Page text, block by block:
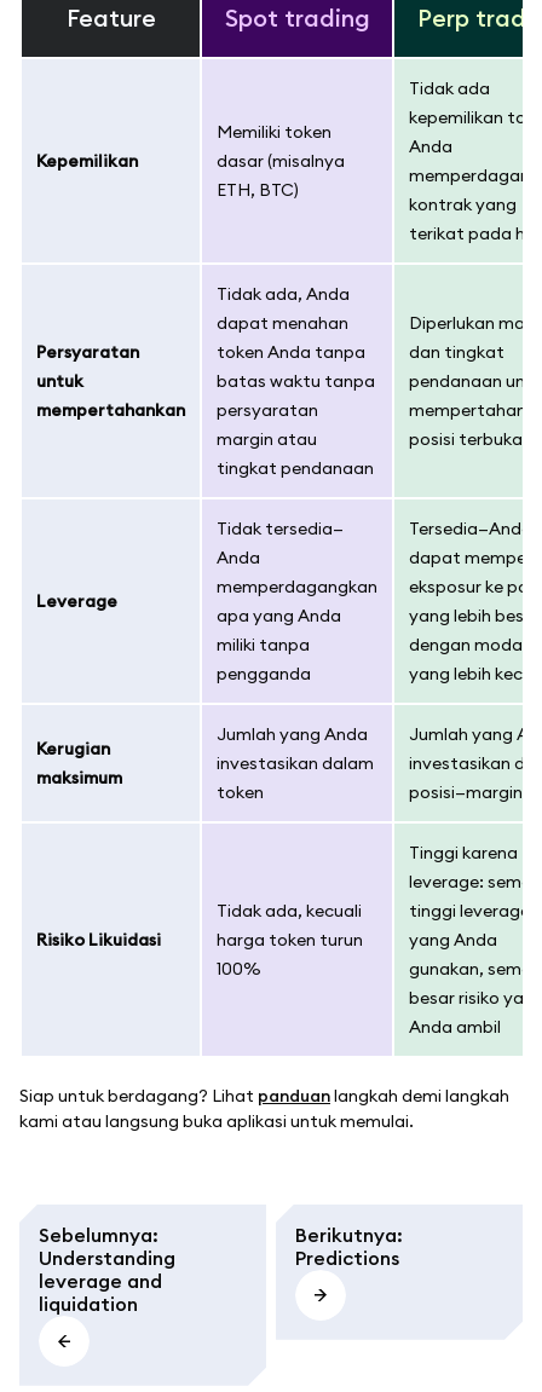
Feature Spot trading Perp
Kepemilikan
Memiliki token
dasar (misalnya
ETH, BTC)
Tidak ada
kepemilikan
Anda
kontrak yang
terikat pada
Persyaratan
untuk
mempertahankan
Tidak ada, Anda
dapat menahan
token Anda tanpa
batas waktu tanpa
persyaratan
margin atau
tingkat pendanaan
Diperlukan
dan tingkat
pendanaan
posisi terbuka
Leverage
Tidak tersedia—
Anda
memperdagangkan
apa yang Anda
miliki tanpa
pengganda
Tersedia—Anda
dapat
eksposur ke
yang lebih besar
dengan modal
yang lebih kecil
Kerugian
maksimum
Jumlah yang Anda
investasikan dalam
token
Jumlah yang
investasikan
posisi—margin
Risiko Likuidasi
Tidak ada, kecuali
harga token turun
100%
Tinggi karena
leverage:
tinggi leverage
yang Anda
gunakan,
besar risiko
Anda ambil
Siap untuk berdagang? Lihat panduanlangkah demi langkah
kami atau langsung buka aplikasi untuk memulai.
Sebelumnya:
Understanding
leverage and
liquidation
Berikutnya:
Predictions